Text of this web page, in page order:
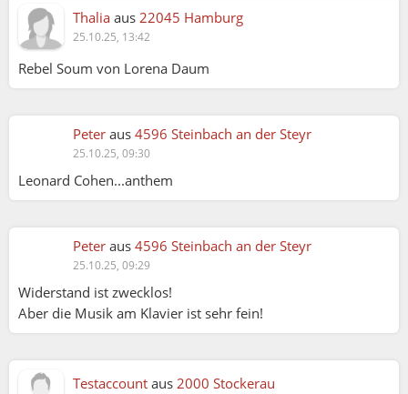
Thalia aus 22045 Hamburg
25.10.25, 13:42
Rebel Soum von Lorena Daum
Peter aus 4596 Steinbach an der Steyr
25.10.25, 09:30
Leonard Cohen...anthem
Peter aus 4596 Steinbach an der Steyr
25.10.25, 09:29
Widerstand ist zwecklos!
Aber die Musik am Klavier ist sehr fein!
Testaccount aus 2000 Stockerau